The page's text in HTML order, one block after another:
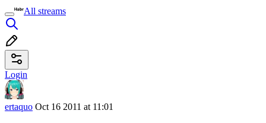
All streams
Login
ertaquo Oct 16 2011 at 11:01